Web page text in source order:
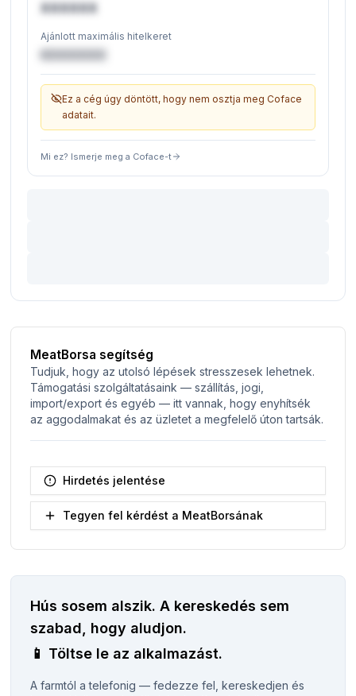
XXXXXX
Ajánlott maximális hitelkeret
€XXXXXX
Ez a cég úgy döntött, hogy nem osztja meg Coface
adatait.
Mi ez? Ismerje meg a Coface-t
MeatBorsa segítség
Tudjuk, hogy az utolsó lépések stresszesek lehetnek.
Támogatási szolgáltatásaink — szállítás, jogi,
import/export és egyéb — itt vannak, hogy enyhítsék
az aggodalmakat és az üzletet a megfelelő úton tartsák.
Hirdetés jelentése
Tegyen fel kérdést a MeatBorsának
Hús sosem alszik. A kereskedés sem
szabad, hogy aludjon.
📱 Töltse le az alkalmazást.
A farmtól a telefonig — fedezze fel, kereskedjen és